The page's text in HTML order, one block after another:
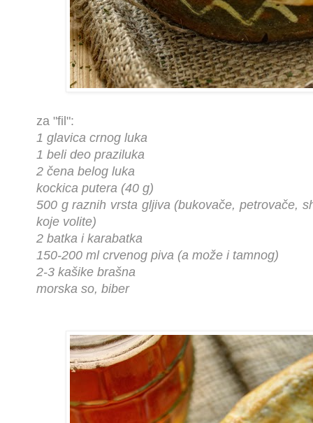
za "fil":
1 glavica crnog luka
1 beli deo praziluka
2 čena belog luka
kockica putera (40 g)
500 g raznih vrsta gljiva (bukovače, petrovače,
koje volite)
2 batka i karabatka
150-200 ml crvenog piva (a može i tamnog)
2-3 kašike brašna
morska so, biber